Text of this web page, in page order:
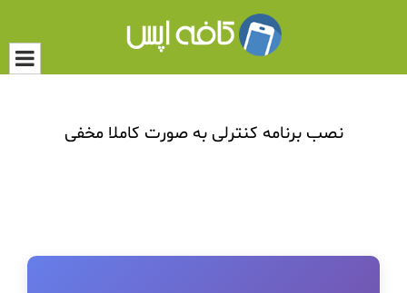
نصب برنامه کنترلی به صورت کاملا مخفی